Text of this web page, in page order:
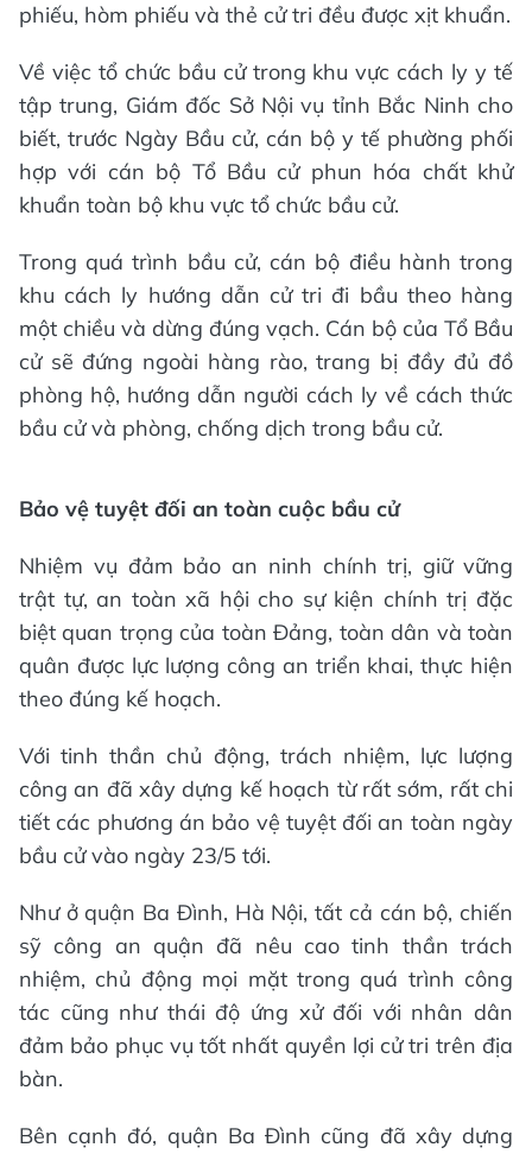
phiếu, hòm phiếu và thẻ cử tri đều được xịt khuẩn.
Về việc tổ chức bầu cử trong khu vực cách ly y tế
tập trung, Giám đốc Sở Nội vụ tỉnh Bắc Ninh cho
biết, trước Ngày Bầu cử, cán bộ y tế phường phối
hợp với cán bộ Tổ Bầu cử phun hóa chất khử
khuẩn toàn bộ khu vực tổ chức bầu cử.
Trong quá trình bầu cử, cán bộ điều hành trong
khu cách ly hướng dẫn cử tri đi bầu theo hàng
một chiều và dừng đúng vạch. Cán bộ của Tổ Bầu
cử sẽ đứng ngoài hàng rào, trang bị đầy đủ đồ
phòng hộ, hướng dẫn người cách ly về cách thức
bầu cử và phòng, chống dịch trong bầu cử.
Bảo vệ tuyệt đối an toàn cuộc bầu cử
Nhiệm vụ đảm bảo an ninh chính trị, giữ vững
trật tự, an toàn xã hội cho sự kiện chính trị đặc
biệt quan trọng của toàn Đảng, toàn dân và toàn
quân được lực lượng công an triển khai, thực hiện
theo đúng kế hoạch.
Với tinh thần chủ động, trách nhiệm, lực lượng
công an đã xây dựng kế hoạch từ rất sớm, rất chi
tiết các phương án bảo vệ tuyệt đối an toàn ngày
bầu cử vào ngày 23/5 tới.
Như ở quận Ba Đình, Hà Nội, tất cả cán bộ, chiến
sỹ công an quận đã nêu cao tinh thần trách
nhiệm, chủ động mọi mặt trong quá trình công
tác cũng như thái độ ứng xử đối với nhân dân
đảm bảo phục vụ tốt nhất quyền lợi cử tri trên địa
bàn.
Bên cạnh đó, quận Ba Đình cũng đã xây dựng